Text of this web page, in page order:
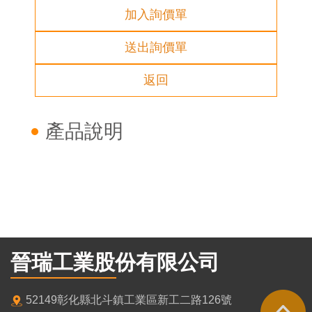
加入詢價單
送出詢價單
返回
產品說明
晉瑞工業股份有限公司
52149彰化縣北斗鎮工業區新工二路126號